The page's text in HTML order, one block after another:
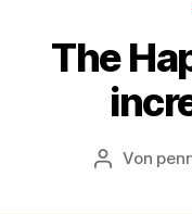
The
Von